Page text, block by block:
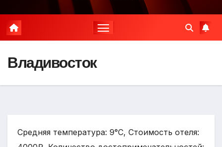
Владивосток
Средняя температура: 9°C, Стоимость отеля: